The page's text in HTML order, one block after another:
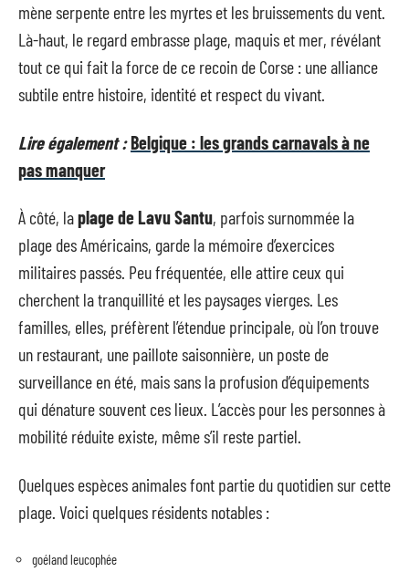
mène serpente entre les myrtes et les bruissements du vent.
Là-haut, le regard embrasse plage, maquis et mer, révélant
tout ce qui fait la force de ce recoin de Corse : une alliance
subtile entre histoire, identité et respect du vivant.
Lire également :Belgique : les grands carnavals à ne
pas manquer
À côté, laplage de Lavu Santu, parfois surnommée la
plage des Américains, garde la mémoire d’exercices
militaires passés. Peu fréquentée, elle attire ceux qui
cherchent la tranquillité et les paysages vierges. Les
familles, elles, préfèrent l’étendue principale, où l’on trouve
un restaurant, une paillote saisonnière, un poste de
surveillance en été, mais sans la profusion d’équipements
qui dénature souvent ces lieux. L’accès pour les personnes à
mobilité réduite existe, même s’il reste partiel.
Quelques espèces animales font partie du quotidien sur cette
plage. Voici quelques résidents notables :
goéland leucophée